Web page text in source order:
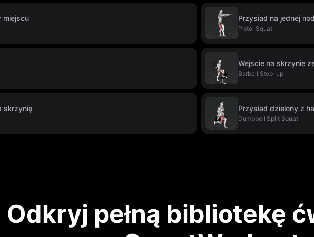
miejscu Przysiad na jednej
Pistol Squat
Wejscie na skrzynie
Barbell Step-up
skrzynię Przysiad dzielony z
Dumbbell Split Squat
Odkryj pełną bibliotekę